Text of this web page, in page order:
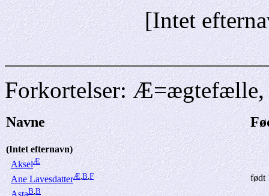
[Intet
Forkortelser:
Navne
(Intet efternavn)
AkselÆ
Ane LavesdatterÆ,B F
født
B,B